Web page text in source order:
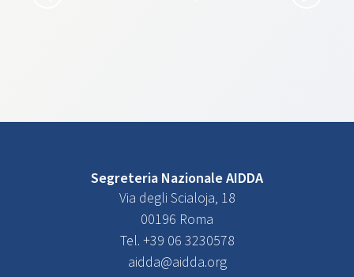
Segreteria Nazionale AIDDA
Via degli Scialoja, 18
00196 Roma
Tel. +39 06 3230578
aidda@aidda.org